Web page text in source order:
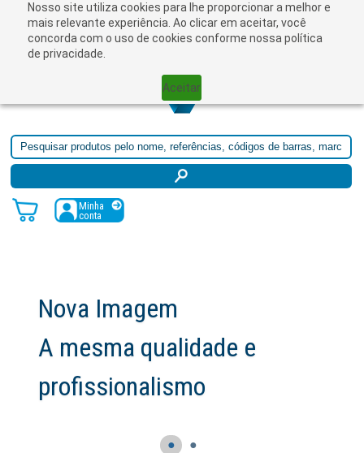
Nosso site utiliza cookies para lhe proporcionar a melhor e
mais relevante experiência. Ao clicar em aceitar, você
concorda com o uso de cookies conforme nossa política
de privacidade.
Aceitar
Minha
conta
● ●